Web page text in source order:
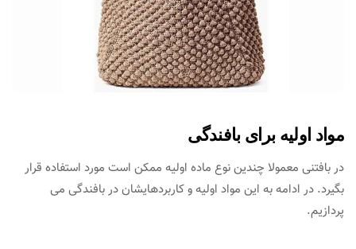
مواد اولیه برای بافندگی
در بافتنی معمولا چندین نوع ماده اولیه ممکن است مورد استفاده قرار
بگیرد. در ادامه به این مواد اولیه و کاربردهایشان در بافندگی می
پردازیم.